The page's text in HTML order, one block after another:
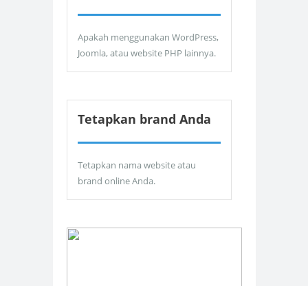
Apakah menggunakan WordPress,
Joomla, atau website PHP lainnya.
Tetapkan brand Anda
Tetapkan nama website atau
brand online Anda.